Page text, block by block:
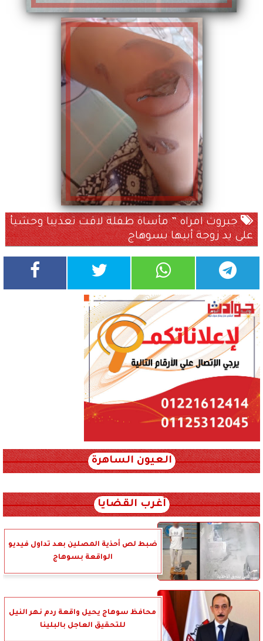
جبروت امراه ” مأساة طفلة لاقت تعذيبا وحشيأ
على يد زوجة أبيها بسوهاج
العيون الساهرة
أغرب القضايا
ضبط لص أحذية المصلين بعد تداول فيديو
الواقعة بسوهاج
محافظ سوهاج يحيل واقعة ردم نهر النيل
للتحقيق العاجل بالبلينا